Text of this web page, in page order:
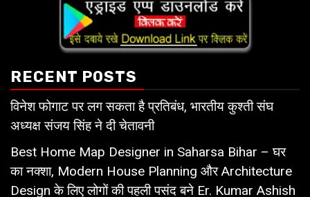
RECENT POSTS
विनेश फोगाट पर लग सकता है प्रतिबंध, भारतीय कुश्ती संघ
अध्यक्ष संजय सिंह ने दी चेतावनी
Best Home Map Designer in Saharsa Bihar – घर
का नक्शा, Modern House Planning और Architecture
Design के लिए लोगों की पहली पसंद बने Er. Kumar Ashish